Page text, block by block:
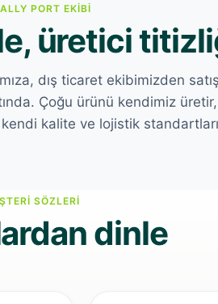
PORT EKIBI
üretici
dış ticaret ekibimizden
Çoğu ürünü kendimiz
kalite ve lojistik
SÖZLERI
dinle